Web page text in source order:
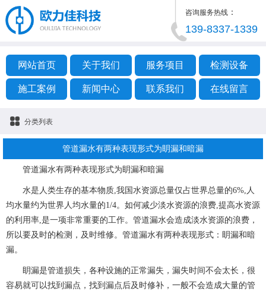
咨询服务热线 ：
139-8337-1339
网站首页 关于我们 服务项目 检测设备
施工案例 新闻中心 联系我们 在线留言
分类列表
管道漏水有两种表现形式为眀漏和暗漏
管道漏水有两种表现形式为眀漏和暗漏
水是人类生存的基本物质,我国水资源总量仅占世界总量的6%,人
均水量约为世界人均水量的1/4。如何减少淡水资源的浪费,提高水资源
的利用率,是一项非常重要的工作。管道漏水会造成淡水资源的浪费，
所以要及时的检测，及时维修。管道漏水有两种表现形式：眀漏和暗
漏。
眀漏是管道损失，各种设施的正常漏失，漏失时间不会太长，很
容易就可以找到漏点，找到漏点后及时修补，一般不会造成大量的管